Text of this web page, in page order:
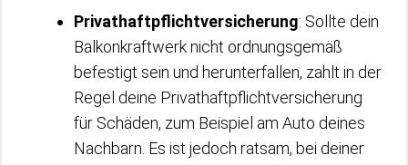
Privathaftpflichtversicherung: Sollte dein
Balkonkraftwerk nicht ordnungsgemäß
befestigt sein und herunterfallen, zahlt in der
Regel deine Privathaftpflichtversicherung
für Schäden, zum Beispiel am Auto deines
Nachbarn. Es ist jedoch ratsam, bei deiner